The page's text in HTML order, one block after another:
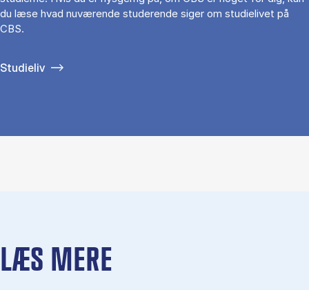
du læse hvad nuværende studerende siger om studielivet på
CBS.
Studieliv
LÆS MERE